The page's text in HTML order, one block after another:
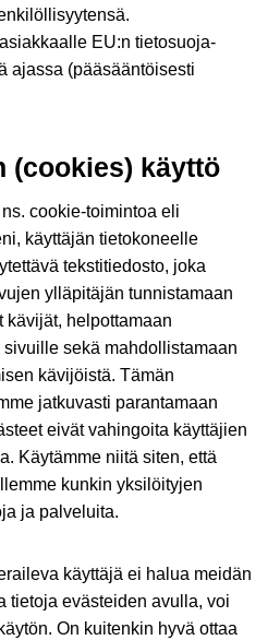
EU:n tietosuoja-
ajassa (pääsääntöisesti
(cookies) käyttö
cookie-toimintoa eli
käyttäjän tietokoneelle
tekstitiedosto, joka
ylläpitäjän tunnistamaan
helpottamaan
sekä mahdollistamaan
kävijöistä. Tämän
jatkuvasti parantamaan
eivät vahingoita käyttäjien
Käytämme niitä siten, että
kunkin yksilöityjen
ja palveluita.
käyttäjä ei halua meidän
tietoja evästeiden avulla, voi
On kuitenkin hyvä ottaa